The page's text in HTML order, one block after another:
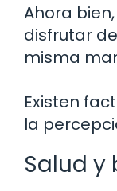
Ahora
disfrutar
misma
Existen
la
Salud y